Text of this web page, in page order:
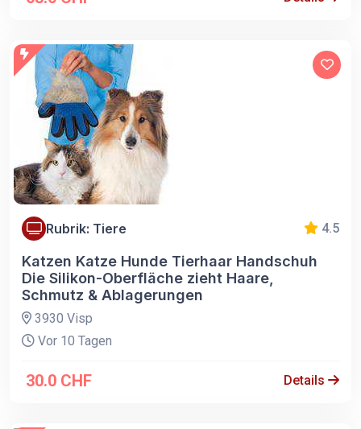
Rubrik: Tiere 4.5
Katzen Katze Hunde Tierhaar Handschuh
Die Silikon-Oberfläche zieht Haare,
Schmutz & Ablagerungen
3930 Visp
Vor 10 Tagen
30.0 CHF Details